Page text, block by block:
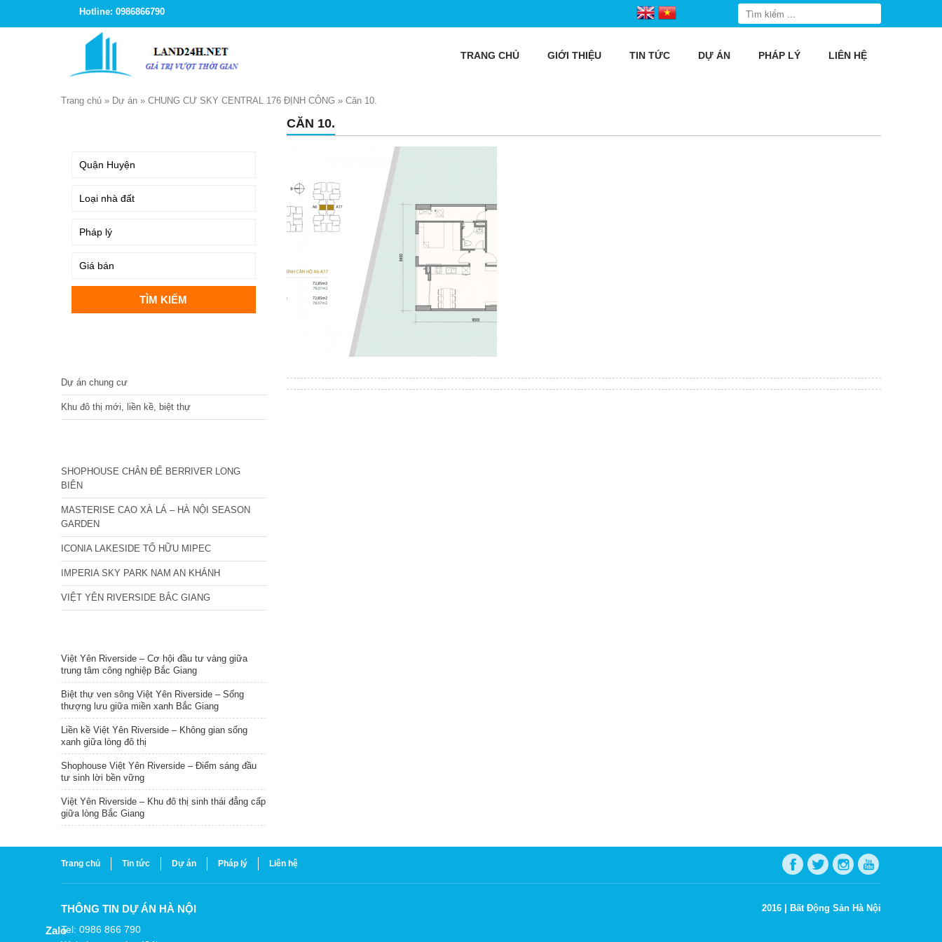
Hotline: 0986866790
TRANG CHỦ GIỚI THIỆU TIN TỨC DỰ ÁN PHÁP LÝ LIÊN HỆ
Trang chủ » Dự án » CHUNG CƯ SKY CENTRAL 176 ĐỊNH CÔNG » Căn 10.
CĂN 10.
Dự án chung cư
Khu đô thị mới, liền kề, biệt thự
SHOPHOUSE CHÂN ĐẾ BERRIVER LONG
BIÊN
MASTERISE CAO XÀ LÁ – HÀ NỘI SEASON
GARDEN
ICONIA LAKESIDE TỐ HỮU MIPEC
IMPERIA SKY PARK NAM AN KHÁNH
VIỆT YÊN RIVERSIDE BẮC GIANG
Việt Yên Riverside – Cơ hội đầu tư vàng giữa
trung tâm công nghiệp Bắc Giang
Biệt thự ven sông Việt Yên Riverside – Sống
thượng lưu giữa miền xanh Bắc Giang
Liền kề Việt Yên Riverside – Không gian sống
xanh giữa lòng đô thị
Shophouse Việt Yên Riverside – Điểm sáng đầu
tư sinh lời bền vững
Việt Yên Riverside – Khu đô thị sinh thái đẳng cấp
giữa lòng Bắc Giang
Trang chủ Tin tức Dự án Pháp lý Liên hệ
THÔNG TIN DỰ ÁN HÀ NỘI
Tel: 0986 866 790
2016 | Bất Động Sản Hà Nội
Zalo